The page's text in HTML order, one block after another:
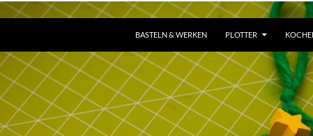
BASTELN & WERKEN
PLOTTER